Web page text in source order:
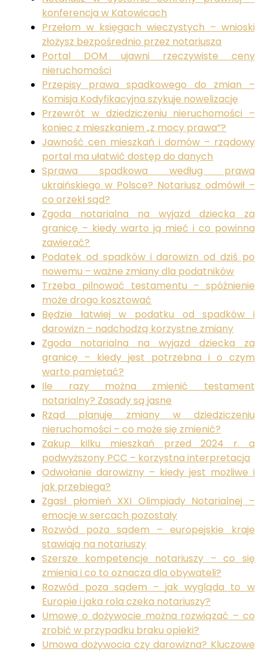
konferencja w Katowicach
Przełom w księgach wieczystych – wnioski
złożysz bezpośrednio przez notariusza
Portal DOM ujawni rzeczywiste ceny
nieruchomości
Przepisy prawa spadkowego do zmian –
Komisja Kodyfikacyjna szykuje nowelizację
Przewrót w dziedziczeniu nieruchomości –
koniec z mieszkaniem „z mocy prawa”?
Jawność cen mieszkań i domów – rządowy
portal ma ułatwić dostęp do danych
Sprawa spadkowa według prawa
ukraińskiego w Polsce? Notariusz odmówił –
co orzekł sąd?
Zgoda notarialna na wyjazd dziecka za
granicę – kiedy warto ją mieć i co powinna
zawierać?
Podatek od spadków i darowizn od dziś po
nowemu – ważne zmiany dla podatników
Trzeba pilnować testamentu – spóźnienie
może drogo kosztować
Będzie łatwiej w podatku od spadków i
darowizn – nadchodzą korzystne zmiany
Zgoda notarialna na wyjazd dziecka za
granicę – kiedy jest potrzebna i o czym
warto pamiętać?
Ile razy można zmienić testament
notarialny? Zasady są jasne
Rząd planuje zmiany w dziedziczeniu
nieruchomości – co może się zmienić?
Zakup kilku mieszkań przed 2024 r. a
podwyższony PCC – korzystna interpretacja
Odwołanie darowizny – kiedy jest możliwe i
jak przebiega?
Zgasł płomień XXI Olimpiady Notarialnej –
emocje w sercach pozostały
Rozwód poza sądem – europejskie kraje
stawiają na notariuszy
Szersze kompetencje notariuszy – co się
zmienia i co to oznacza dla obywateli?
Rozwód poza sądem – jak wygląda to w
Europie i jaka rola czeka notariuszy?
Umowę o dożywocie można rozwiązać – co
zrobić w przypadku braku opieki?
Umowa dożywocia czy darowizna? Kluczowe